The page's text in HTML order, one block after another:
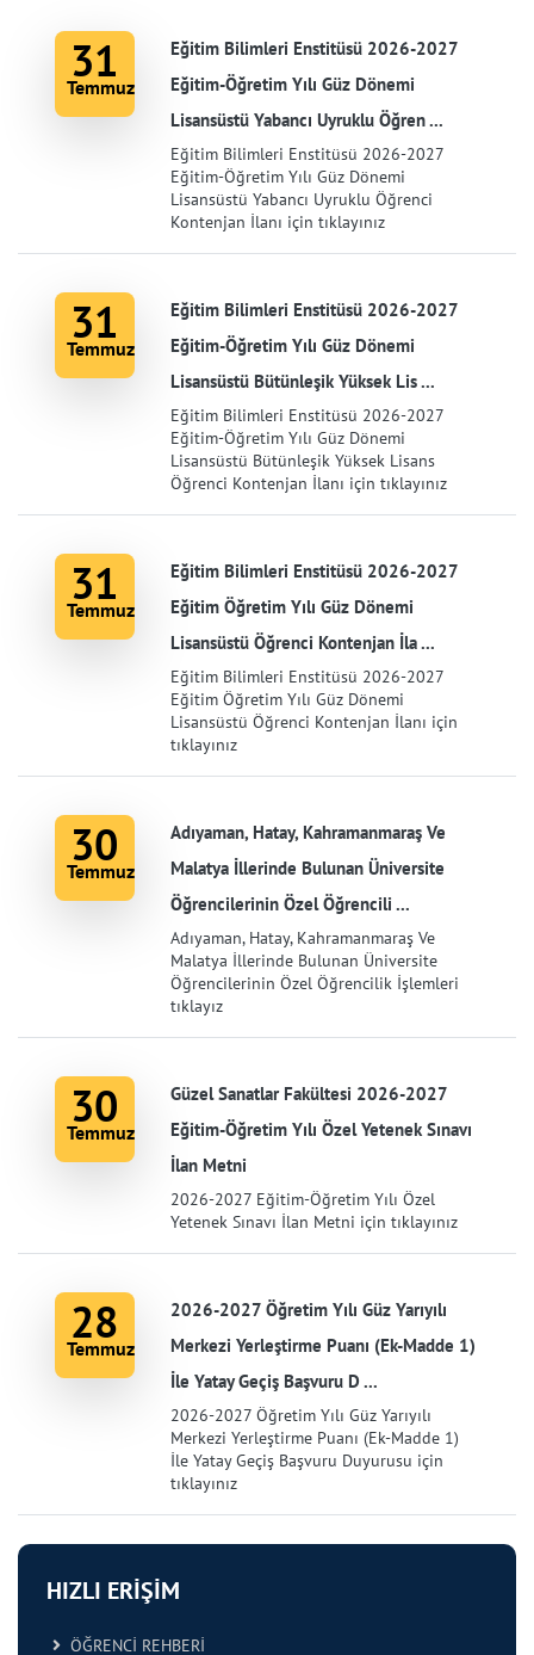
HIZLI ERİŞİM
ÖĞRENCİ REHBERİ
31
Temmuz
Eğitim Bilimleri Enstitüsü 2026-2027
Eğitim-Öğretim Yılı Güz Dönemi
Lisansüstü Yabancı Uyruklu Öğren ...
Eğitim Bilimleri Enstitüsü 2026-2027
Eğitim-Öğretim Yılı Güz Dönemi
Lisansüstü Yabancı Uyruklu Öğrenci
Kontenjan İlanı için tıklayınız
31
Temmuz
Eğitim Bilimleri Enstitüsü 2026-2027
Eğitim-Öğretim Yılı Güz Dönemi
Lisansüstü Bütünleşik Yüksek Lis ...
Eğitim Bilimleri Enstitüsü 2026-2027
Eğitim-Öğretim Yılı Güz Dönemi
Lisansüstü Bütünleşik Yüksek Lisans
Öğrenci Kontenjan İlanı için tıklayınız
31
Temmuz
Eğitim Bilimleri Enstitüsü 2026-2027
Eğitim Öğretim Yılı Güz Dönemi
Lisansüstü Öğrenci Kontenjan İla ...
Eğitim Bilimleri Enstitüsü 2026-2027
Eğitim Öğretim Yılı Güz Dönemi
Lisansüstü Öğrenci Kontenjan İlanı için
tıklayınız
30
Temmuz
Adıyaman, Hatay, Kahramanmaraş Ve
Malatya İllerinde Bulunan Üniversite
Öğrencilerinin Özel Öğrencili ...
Adıyaman, Hatay, Kahramanmaraş Ve
Malatya İllerinde Bulunan Üniversite
Öğrencilerinin Özel Öğrencilik İşlemleri
tıklayız
30
Temmuz
Güzel Sanatlar Fakültesi 2026-2027
Eğitim-Öğretim Yılı Özel Yetenek Sınavı
İlan Metni
2026-2027 Eğitim-Öğretim Yılı Özel
Yetenek Sınavı İlan Metni için tıklayınız
28
Temmuz
2026-2027 Öğretim Yılı Güz Yarıyılı
Merkezi Yerleştirme Puanı (Ek-Madde 1)
İle Yatay Geçiş Başvuru D ...
2026-2027 Öğretim Yılı Güz Yarıyılı
Merkezi Yerleştirme Puanı (Ek-Madde 1)
İle Yatay Geçiş Başvuru Duyurusu için
tıklayınız